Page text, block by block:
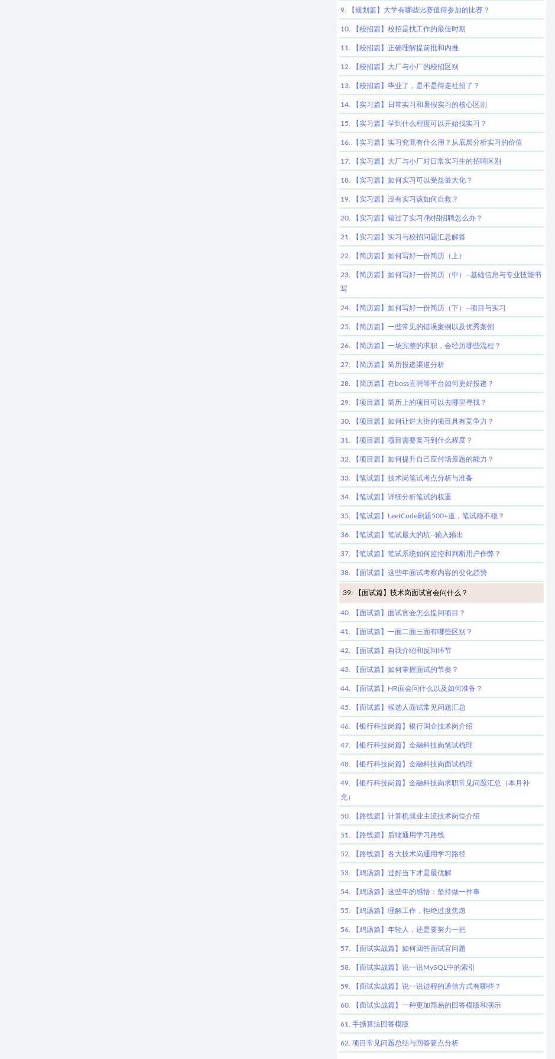
9. 【规划篇】大学有哪些比赛值得参加的比赛？
10. 【校招篇】校招是找工作的最佳时期
11. 【校招篇】正确理解提前批和内推
12. 【校招篇】大厂与小厂的校招区别
13. 【校招篇】毕业了，是不是得走社招了？
14. 【实习篇】日常实习和暑假实习的核心区别
15. 【实习篇】学到什么程度可以开始找实习？
16. 【实习篇】实习究竟有什么用？从底层分析实习的价值
17. 【实习篇】大厂与小厂对日常实习生的招聘区别
18. 【实习篇】如何实习可以受益最大化？
19. 【实习篇】没有实习该如何自救？
20. 【实习篇】错过了实习/秋招招聘怎么办？
21. 【实习篇】实习与校招问题汇总解答
22. 【简历篇】如何写好一份简历（上）
23. 【简历篇】如何写好一份简历（中）--基础信息与专业技能书
写
24. 【简历篇】如何写好一份简历（下）--项目与实习
25. 【简历篇】一些常见的错误案例以及优秀案例
26. 【简历篇】一场完整的求职，会经历哪些流程？
27. 【简历篇】简历投递渠道分析
28. 【简历篇】在boss直聘等平台如何更好投递？
29. 【项目篇】简历上的项目可以去哪里寻找？
30. 【项目篇】如何让烂大街的项目具有竞争力？
31. 【项目篇】项目需要复习到什么程度？
32. 【项目篇】如何提升自己应付场景题的能力？
33. 【笔试篇】技术岗笔试考点分析与准备
34. 【笔试篇】详细分析笔试的权重
35. 【笔试篇】LeetCode刷题500+道，笔试稳不稳？
36. 【笔试篇】笔试最大的坑--输入输出
37. 【笔试篇】笔试系统如何监控和判断用户作弊？
38. 【面试篇】这些年面试考察内容的变化趋势
39. 【面试篇】技术岗面试官会问什么？
40. 【面试篇】面试官会怎么提问项目？
41. 【面试篇】一面二面三面有哪些区别？
42. 【面试篇】自我介绍和反问环节
43. 【面试篇】如何掌握面试的节奏？
44. 【面试篇】HR面会问什么以及如何准备？
45. 【面试篇】候选人面试常见问题汇总
46. 【银行科技岗篇】银行国企技术岗介绍
47. 【银行科技岗篇】金融科技岗笔试梳理
48. 【银行科技岗篇】金融科技岗面试梳理
49. 【银行科技岗篇】金融科技岗求职常见问题汇总（本月补
充）
50. 【路线篇】计算机就业主流技术岗位介绍
51. 【路线篇】后端通用学习路线
52. 【路线篇】各大技术岗通用学习路径
53. 【鸡汤篇】过好当下才是最优解
54. 【鸡汤篇】这些年的感悟：坚持做一件事
55. 【鸡汤篇】理解工作，拒绝过度焦虑
56. 【鸡汤篇】年轻人，还是要努力一把
57. 【面试实战篇】如何回答面试官问题
58. 【面试实战篇】说一说MySQL中的索引
59. 【面试实战篇】说一说进程的通信方式有哪些？
60. 【面试实战篇】一种更加简易的回答模版和演示
61. 手撕算法回答模版
62. 项目常见问题总结与回答要点分析